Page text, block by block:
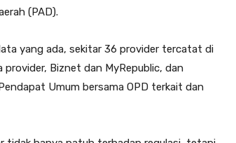
(PAD).
yang ada, sekitar 36 provider tercatat di
provider, Biznet dan MyRepublic, dan
Umum bersama OPD terkait dan